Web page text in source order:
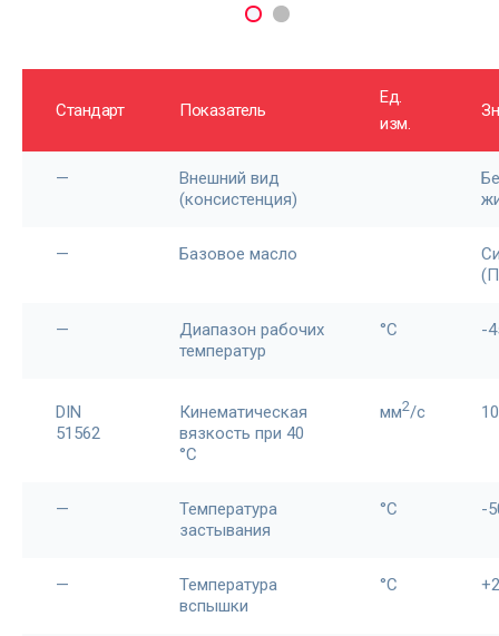
Стандарт Показатель
Ед.
изм.
—
Внешний вид
(консистенция)
— Базовое масло
—
Диапазон рабочих
температур
°С -
DIN
51562
Кинематическая
вязкость при 40
°С
мм2/c
—
Температура
застывания
°С -
—
Температура
вспышки
°C